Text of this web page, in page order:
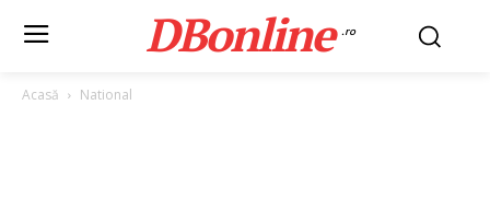
DBonline .ro
Acasă National